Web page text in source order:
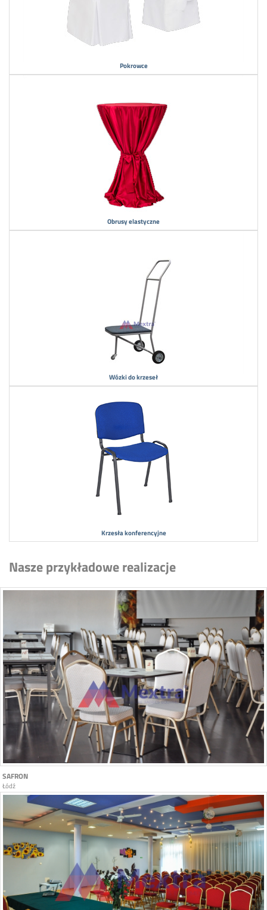
Pokrowce
Obrusy elastyczne
Wózki do krzeseł
Krzesła konferencyjne
Nasze przykładowe realizacje
SAFRON
Łódź